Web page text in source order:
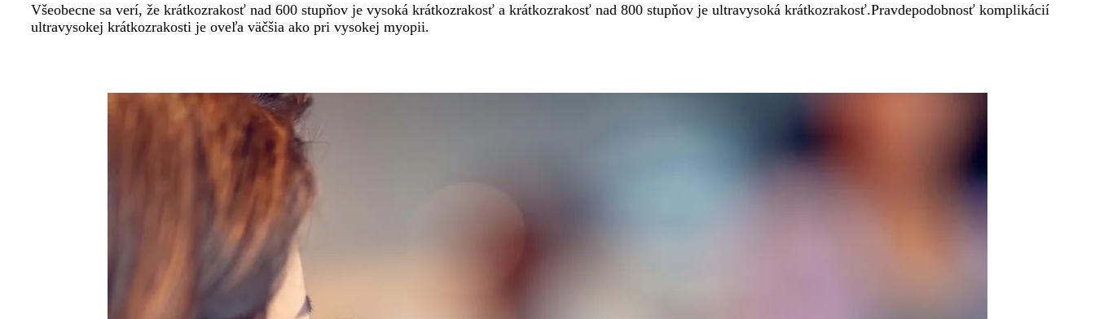
Všeobecne sa verí, že krátkozrakosť nad 600 stupňov je vysoká krátkozrakosť a krátkozrakosť nad 800 stupňov je ultravysoká krátkozrakosť.Pravdepodobnosť komplikácií
ultravysokej krátkozrakosti je oveľa väčšia ako pri vysokej myopii.